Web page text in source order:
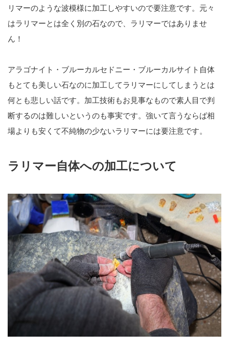
リマーのような波模様に加工しやすいので要注意です。元々
はラリマーとは全く別の石なので、ラリマーではありませ
ん！
アラゴナイト・ブルーカルセドニー・ブルーカルサイト自体
もとても美しい石なのに加工してラリマーにしてしまうとは
何とも悲しい話です。加工技術もお見事なもので素人目で判
断するのは難しいというのも事実です。強いて言うならば相
場よりも安くて不純物の少ないラリマーには要注意です。
ラリマー自体への加工について